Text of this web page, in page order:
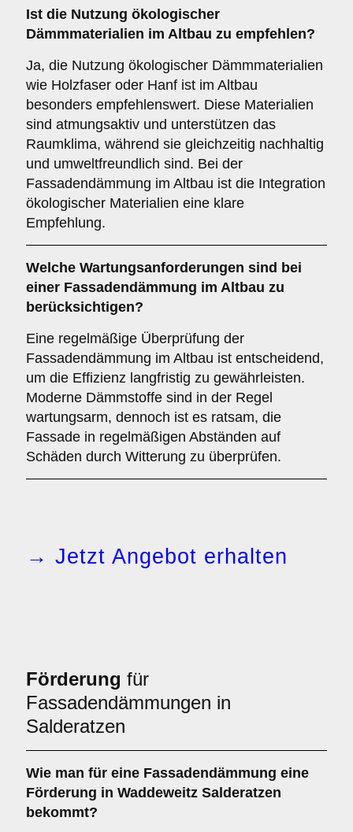
Ist die Nutzung ökologischer
Dämmmaterialien im Altbau zu empfehlen?
Ja, die Nutzung ökologischer Dämmmaterialien
wie Holzfaser oder Hanf ist im Altbau
besonders empfehlenswert. Diese Materialien
sind atmungsaktiv und unterstützen das
Raumklima, während sie gleichzeitig nachhaltig
und umweltfreundlich sind. Bei der
Fassadendämmung im Altbau ist die Integration
ökologischer Materialien eine klare
Empfehlung.
Welche Wartungsanforderungen sind bei
einer Fassadendämmung im Altbau zu
berücksichtigen?
Eine regelmäßige Überprüfung der
Fassadendämmung im Altbau ist entscheidend,
um die Effizienz langfristig zu gewährleisten.
Moderne Dämmstoffe sind in der Regel
wartungsarm, dennoch ist es ratsam, die
Fassade in regelmäßigen Abständen auf
Schäden durch Witterung zu überprüfen.
→ Jetzt Angebot erhalten
Förderung für
Fassadendämmungen in
Salderatzen
Wie man für eine Fassadendämmung eine
Förderung in Waddeweitz Salderatzen
bekommt?